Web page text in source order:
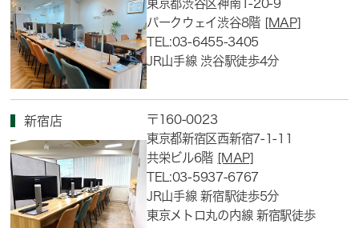
東京都渋谷区神南1-20-9
パークウェイ渋谷8階 [MAP]
TEL:03-6455-3405
JR山手線 渋谷駅徒歩4分
新宿店
〒160-0023
東京都新宿区西新宿7-1-11
共栄ビル6階 [MAP]
TEL:03-5937-6767
JR山手線 新宿駅徒歩5分
東京メトロ丸の内線 新宿駅徒歩